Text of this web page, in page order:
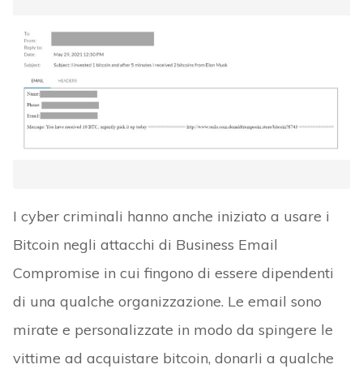
I cyber criminali hanno anche iniziato a usare i
Bitcoin negli attacchi di Business Email
Compromise in cui fingono di essere dipendenti
di una qualche organizzazione. Le email sono
mirate e personalizzate in modo da spingere le
vittime ad acquistare bitcoin, donarli a qualche